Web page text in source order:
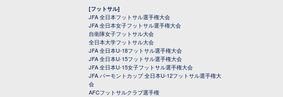
[フットサル]
JFA 全日本フットサル選手権大会
JFA 全日本女子フットサル選手権大会
自衛隊女子フットサル大会
全日本大学フットサル大会
JFA 全日本U-18フットサル選手権大会
JFA 全日本U-15フットサル選手権大会
JFA 全日本U-15女子フットサル選手権大会
JFA バーモントカップ 全日本U-12フットサル選手権大
会
AFCフットサルクラブ選手権